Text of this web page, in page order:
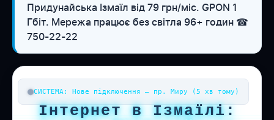
Придунайська Ізмаїл від 79 грн/міс. GPON 1
Гбіт. Мережа працює без світла 96+ годин ☎
750-22-22
СИСТЕМА: Нове підключення — пр. Миру (5 хв тому)
Інтернет в Ізмаїлі:
Онлайн-підтримка